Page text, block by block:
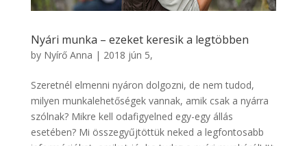
Nyári munka – ezeket keresik a legtöbben
by Nyírő Anna | 2018 jún 5,
Szeretnél elmenni nyáron dolgozni, de nem tudod,
milyen munkalehetőségek vannak, amik csak a nyárra
szólnak? Mikre kell odafigyelned egy-egy állás
esetében? Mi összegyűjtöttük neked a legfontosabb